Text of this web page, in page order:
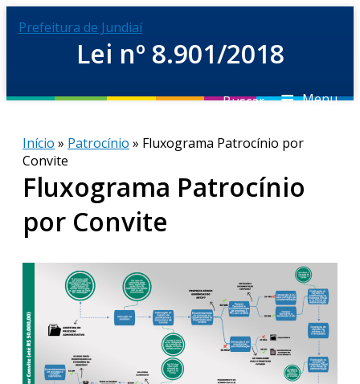
Prefeitura de Jundiaí
Lei nº 8.901/2018
≡ Menu
Buscar
Início » Patrocínio » Fluxograma Patrocínio por
Convite
Fluxograma Patrocínio
por Convite